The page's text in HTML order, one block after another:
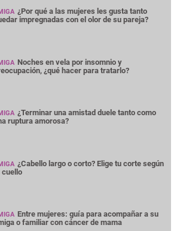
¿Por qué a las mujeres les gusta tanto
impregnadas con el olor de su pareja?
Noches en vela por insomnio y
¿qué hacer para tratarlo?
¿Terminar una amistad duele tanto como
ruptura amorosa?
¿Cabello largo o corto? Elige tu corte según
cuello
Entre mujeres: guía para acompañar a su
o familiar con cáncer de mama